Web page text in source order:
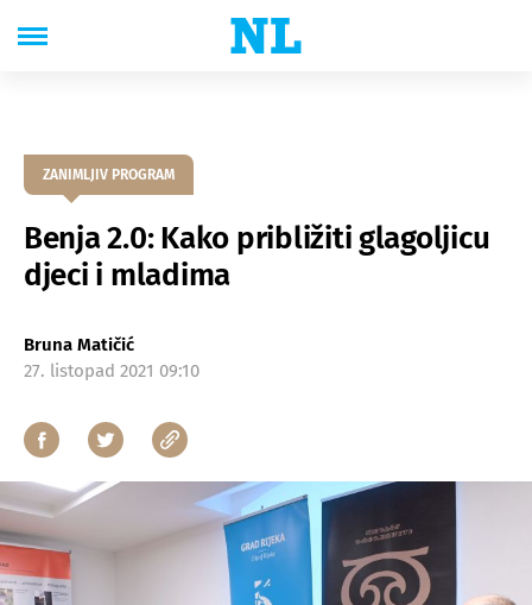
ZANIMLJIV PROGRAM
Benja 2.0: Kako približiti glagoljicu
djeci i mladima
Bruna Matičić
27. listopad 2021 09:10